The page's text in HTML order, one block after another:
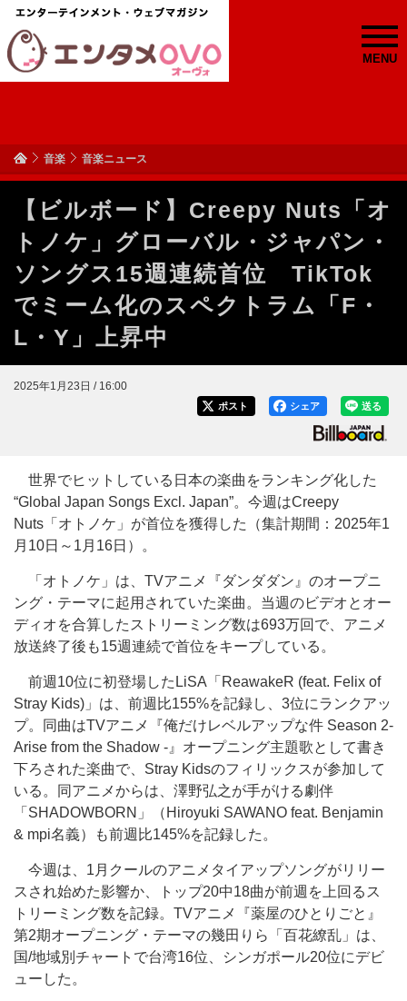
MENU
音楽 音楽ニュース
【ビルボード】Creepy Nuts「オ
トノケ」グローバル・ジャパン・
ソングス15週連続首位 TikTok
でミーム化のスペクトラム「F・
L・Y」上昇中
2025年1月23日 / 16:00
送る
シェア
ポスト
世界でヒットしている日本の楽曲をランキング化した
“Global Japan Songs Excl. Japan”。今週はCreepy
Nuts「オトノケ」が首位を獲得した（集計期間：2025年1
月10日～1月16日）。
「オトノケ」は、TVアニメ『ダンダダン』のオープニ
ング・テーマに起用されていた楽曲。当週のビデオとオー
ディオを合算したストリーミング数は693万回で、アニメ
放送終了後も15週連続で首位をキープしている。
前週10位に初登場したLiSA「ReawakeR (feat. Felix of
Stray Kids)」は、前週比155%を記録し、3位にランクアッ
プ。同曲はTVアニメ『俺だけレベルアップな件 Season 2-
Arise from the Shadow -』オープニング主題歌として書き
下ろされた楽曲で、Stray Kidsのフィリックスが参加して
いる。同アニメからは、澤野弘之が手がける劇伴
「SHADOWBORN」（Hiroyuki SAWANO feat. Benjamin
& mpi名義）も前週比145%を記録した。
今週は、1月クールのアニメタイアップソングがリリー
スされ始めた影響か、トップ20中18曲が前週を上回るス
トリーミング数を記録。TVアニメ『薬屋のひとりごと』
第2期オープニング・テーマの幾田りら「百花繚乱」は、
国/地域別チャートで台湾16位、シンガポール20位にデビ
ューした。